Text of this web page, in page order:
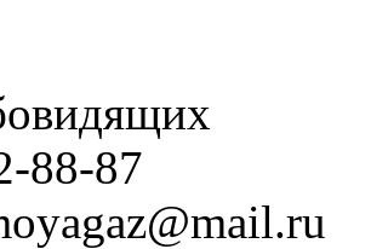
88-87